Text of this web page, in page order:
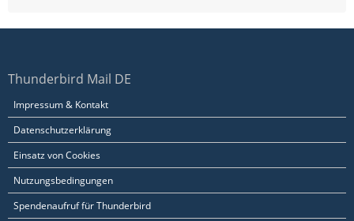
Thunderbird Mail DE
Impressum & Kontakt
Datenschutzerklärung
Einsatz von Cookies
Nutzungsbedingungen
Spendenaufruf für Thunderbird